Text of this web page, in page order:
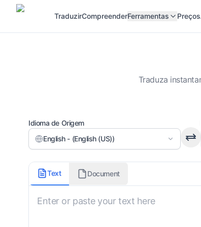
TraduzirCompreenderFerramentas Preços
Traduza
Idioma de Origem
English - (English (US))
Dialeto
Sírio Clássico
Incluir Marcas de Vogal
Text Document